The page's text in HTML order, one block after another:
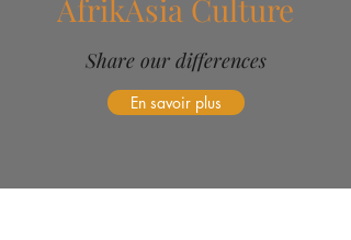
AfrikAsia Culture
Share our differences
En savoir plus